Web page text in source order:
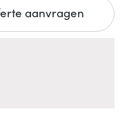
aanvragen